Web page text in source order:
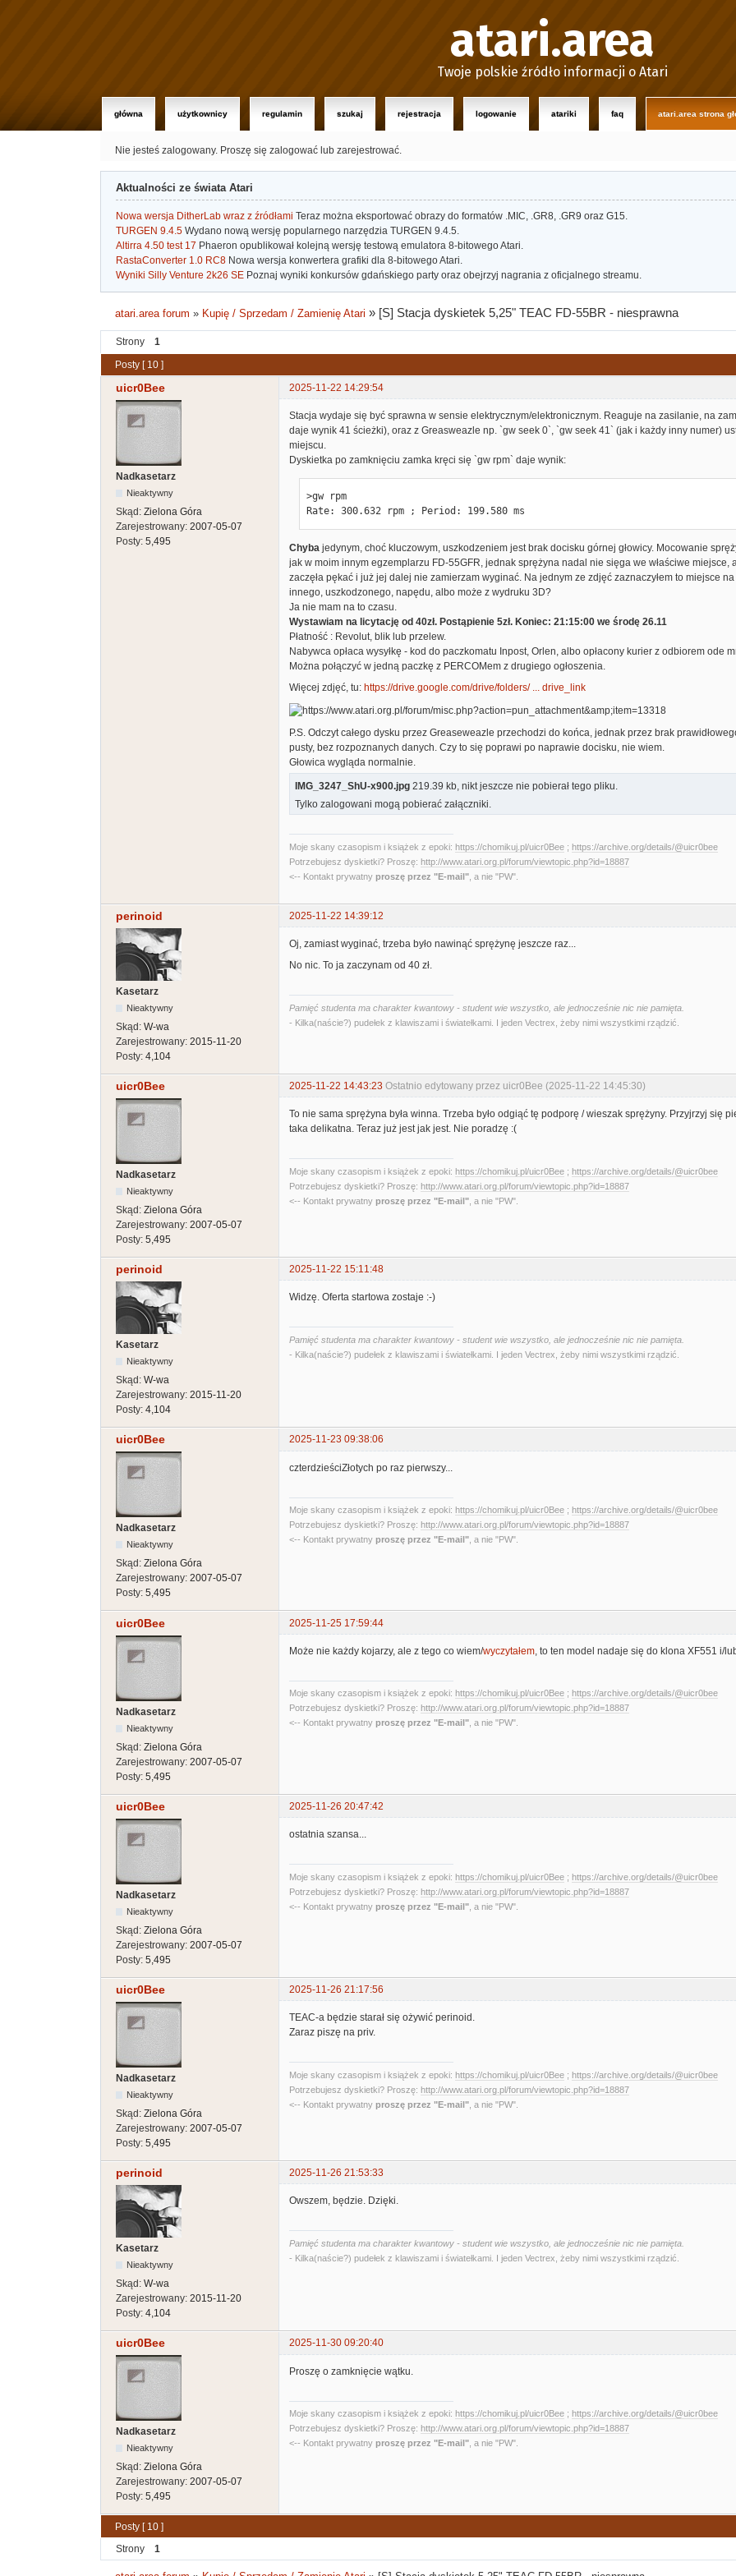
atari.area
Twoje polskie źródło informacji o Atari
główna użytkownicy regulamin szukaj rejestracja logowanie atariki faq atari.area strona
Nie jesteś zalogowany. Proszę się zalogować lub zarejestrować.
Aktualności ze świata Atari
Nowa wersja DitherLab wraz z źródłami Teraz można eksportować obrazy do formatów .MIC, .GR8, .GR9 oraz G15.
TURGEN 9.4.5 Wydano nową wersję popularnego narzędzia TURGEN 9.4.5.
Altirra 4.50 test 17 Phaeron opublikował kolejną wersję testową emulatora 8-bitowego Atari.
RastaConverter 1.0 RC8 Nowa wersja konwertera grafiki dla 8-bitowego Atari.
Wyniki Silly Venture 2k26 SE Poznaj wyniki konkursów gdańskiego party oraz obejrzyj nagrania z oficjalnego streamu.
atari.area forum » Kupię / Sprzedam / Zamienię Atari » [S] Stacja dyskietek 5,25" TEAC FD-55BR - niesprawna
Strony
1
Posty [ 10 ]
uicr0Bee 2025-11-22 14:29:54
Nadkasetarz
Nieaktywny
Skąd: Zielona Góra
Zarejestrowany: 2007-05-07
Posty: 5,495
Stacja wydaje się być sprawna w sensie elektrycznym/elektronicznym. Reaguje na zasilanie, na
daje wynik 41 ścieżki), oraz z Greasweazle np. `gw seek 0`, `gw seek 41` (jak i każdy inny numer)
miejscu.
Dyskietka po zamknięciu zamka kręci się `gw rpm` daje wynik:
>gw rpm
Rate: 300.632 rpm ; Period: 199.580 ms
Chyba jedynym, choć kluczowym, uszkodzeniem jest brak docisku górnej głowicy. Mocowanie
jak w moim innym egzemplarzu FD-55GFR, jednak sprężyna nadal nie sięga we właściwe miejsce,
zaczęła pękać i już jej dalej nie zamierzam wyginać. Na jednym ze zdjęć zaznaczyłem to miejsce
innego, uszkodzonego, napędu, albo może z wydruku 3D?
Ja nie mam na to czasu.
Wystawiam na licytację od 40zł. Postąpienie 5zł. Koniec: 21:15:00 we środę 26.11
Płatność : Revolut, blik lub przelew.
Nabywca opłaca wysyłkę - kod do paczkomatu Inpost, Orlen, albo opłacony kurier z odbiorem ode
Można połączyć w jedną paczkę z PERCOMem z drugiego ogłoszenia.
Więcej zdjęć, tu: https://drive.google.com/drive/folders/ ... drive_link
P.S. Odczyt całego dysku przez Greaseweazle przechodzi do końca, jednak przez brak
pusty, bez rozpoznanych danych. Czy to się poprawi po naprawie docisku, nie wiem.
Głowica wygląda normalnie.
IMG_3247_ShU-x900.jpg 219.39 kb, nikt jeszcze nie pobierał tego pliku.
Tylko zalogowani mogą pobierać załączniki.
Moje skany czasopism i książek z epoki: https://chomikuj.pl/uicr0Bee ; https://archive.org/details/@uicr0bee
Potrzebujesz dyskietki? Proszę: http://www.atari.org.pl/forum/viewtopic.php?id=18887
<-- Kontakt prywatny proszę przez "E-mail" , a nie "PW".
perinoid 2025-11-22 14:39:12
Kasetarz
Nieaktywny
Skąd: W-wa
Zarejestrowany: 2015-11-20
Posty: 4,104
Oj, zamiast wyginać, trzeba było nawinąć sprężynę jeszcze raz...
No nic. To ja zaczynam od 40 zł.
Pamięć studenta ma charakter kwantowy - student wie wszystko, ale jednocześnie nic nie pamięta.
- Kilka(naście?) pudełek z klawiszami i światełkami. I jeden Vectrex, żeby nimi wszystkimi rządzić.
uicr0Bee 2025-11-22 14:43:23 Ostatnio edytowany przez uicr0Bee (2025-11-22 14:45:30)
Nadkasetarz
Nieaktywny
Skąd: Zielona Góra
Zarejestrowany: 2007-05-07
Posty: 5,495
To nie sama sprężyna była winna. Trzeba było odgiąć tę podporę / wieszak sprężyny. Przyjrzyj się
taka delikatna. Teraz już jest jak jest. Nie poradzę :(
Moje skany czasopism i książek z epoki: https://chomikuj.pl/uicr0Bee ; https://archive.org/details/@uicr0bee
Potrzebujesz dyskietki? Proszę: http://www.atari.org.pl/forum/viewtopic.php?id=18887
<-- Kontakt prywatny proszę przez "E-mail" , a nie "PW".
perinoid 2025-11-22 15:11:48
Kasetarz
Nieaktywny
Skąd: W-wa
Zarejestrowany: 2015-11-20
Posty: 4,104
Widzę. Oferta startowa zostaje :-)
Pamięć studenta ma charakter kwantowy - student wie wszystko, ale jednocześnie nic nie pamięta.
- Kilka(naście?) pudełek z klawiszami i światełkami. I jeden Vectrex, żeby nimi wszystkimi rządzić.
uicr0Bee 2025-11-23 09:38:06
Nadkasetarz
Nieaktywny
Skąd: Zielona Góra
Zarejestrowany: 2007-05-07
Posty: 5,495
czterdzieściZłotych po raz pierwszy...
Moje skany czasopism i książek z epoki: https://chomikuj.pl/uicr0Bee ; https://archive.org/details/@uicr0bee
Potrzebujesz dyskietki? Proszę: http://www.atari.org.pl/forum/viewtopic.php?id=18887
<-- Kontakt prywatny proszę przez "E-mail" , a nie "PW".
uicr0Bee 2025-11-25 17:59:44
Nadkasetarz
Nieaktywny
Skąd: Zielona Góra
Zarejestrowany: 2007-05-07
Posty: 5,495
Może nie każdy kojarzy, ale z tego co wiem/wyczytałem , to ten model nadaje się do klona XF551 i/
Moje skany czasopism i książek z epoki: https://chomikuj.pl/uicr0Bee ; https://archive.org/details/@uicr0bee
Potrzebujesz dyskietki? Proszę: http://www.atari.org.pl/forum/viewtopic.php?id=18887
<-- Kontakt prywatny proszę przez "E-mail", a nie "PW".
uicr0Bee 2025-11-26 20:47:42
Nadkasetarz
Nieaktywny
Skąd: Zielona Góra
Zarejestrowany: 2007-05-07
Posty: 5,495
ostatnia szansa...
Moje skany czasopism i książek z epoki: https://chomikuj.pl/uicr0Bee ; https://archive.org/details/@uicr0bee
Potrzebujesz dyskietki? Proszę: http://www.atari.org.pl/forum/viewtopic.php?id=18887
<-- Kontakt prywatny proszę przez "E-mail" , a nie "PW".
uicr0Bee 2025-11-26 21:17:56
Nadkasetarz
Nieaktywny
Skąd: Zielona Góra
Zarejestrowany: 2007-05-07
Posty: 5,495
TEAC-a będzie starał się ożywić perinoid.
Zaraz piszę na priv.
Moje skany czasopism i książek z epoki: https://chomikuj.pl/uicr0Bee ; https://archive.org/details/@uicr0bee
Potrzebujesz dyskietki? Proszę: http://www.atari.org.pl/forum/viewtopic.php?id=18887
<-- Kontakt prywatny proszę przez "E-mail" , a nie "PW".
perinoid 2025-11-26 21:53:33
Kasetarz
Nieaktywny
Skąd: W-wa
Zarejestrowany: 2015-11-20
Posty: 4,104
Owszem, będzie. Dzięki.
Pamięć studenta ma charakter kwantowy - student wie wszystko, ale jednocześnie nic nie pamięta.
- Kilka(naście?) pudełek z klawiszami i światełkami. I jeden Vectrex, żeby nimi wszystkimi rządzić.
uicr0Bee 2025-11-30 09:20:40
Nadkasetarz
Nieaktywny
Skąd: Zielona Góra
Zarejestrowany: 2007-05-07
Posty: 5,495
Proszę o zamknięcie wątku.
Moje skany czasopism i książek z epoki: https://chomikuj.pl/uicr0Bee ; https://archive.org/details/@uicr0bee
Potrzebujesz dyskietki? Proszę: http://www.atari.org.pl/forum/viewtopic.php?id=18887
<-- Kontakt prywatny proszę przez "E-mail" , a nie "PW".
Posty [ 10 ]
Strony
1